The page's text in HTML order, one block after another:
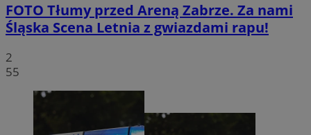
FOTO Tłumy przed Areną Zabrze. Za nami
Śląska Scena Letnia z gwiazdami rapu!
2
55